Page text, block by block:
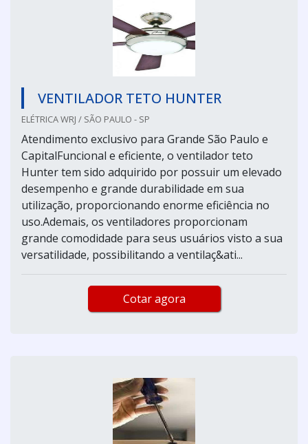
VENTILADOR TETO HUNTER
ELÉTRICA WRJ / SÃO PAULO - SP
Atendimento exclusivo para Grande São Paulo e
CapitalFuncional e eficiente, o ventilador teto
Hunter tem sido adquirido por possuir um elevado
desempenho e grande durabilidade em sua
utilização, proporcionando enorme eficiência no
uso.Ademais, os ventiladores proporcionam
grande comodidade para seus usuários visto a sua
versatilidade, possibilitando a ventilaç&ati...
Cotar agora